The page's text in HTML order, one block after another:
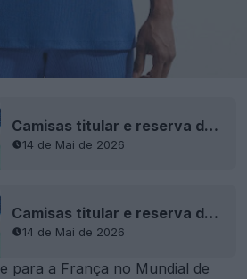
Camisas titular e reserva da França para o Mundial de 2026 lançadas - Estreia em campo
14 de Mai de 2026
Camisas titular e reserva da França para o Mundial de 2026 lançadas - Estreia em campo
14 de Mai de 2026
para a França no Mundial de